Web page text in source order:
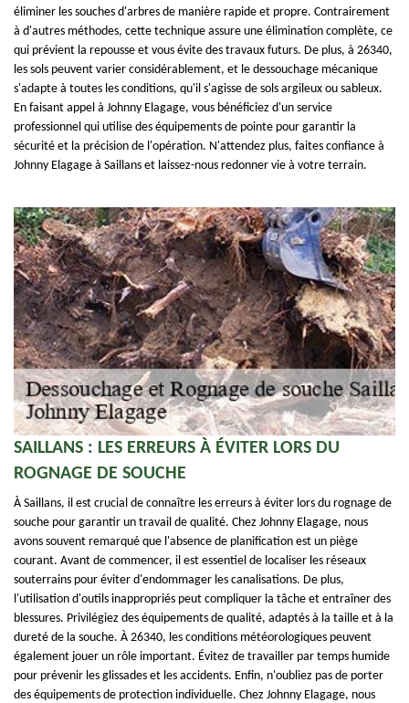
éliminer les souches d'arbres de manière rapide et propre. Contrairement
à d'autres méthodes, cette technique assure une élimination complète, ce
qui prévient la repousse et vous évite des travaux futurs. De plus, à 26340,
les sols peuvent varier considérablement, et le dessouchage mécanique
s'adapte à toutes les conditions, qu'il s'agisse de sols argileux ou sableux.
En faisant appel à Johnny Elagage, vous bénéficiez d'un service
professionnel qui utilise des équipements de pointe pour garantir la
sécurité et la précision de l'opération. N'attendez plus, faites confiance à
Johnny Elagage à Saillans et laissez-nous redonner vie à votre terrain.
SAILLANS : LES ERREURS À ÉVITER LORS DU
ROGNAGE DE SOUCHE
À Saillans, il est crucial de connaître les erreurs à éviter lors du rognage de
souche pour garantir un travail de qualité. Chez Johnny Elagage, nous
avons souvent remarqué que l'absence de planification est un piège
courant. Avant de commencer, il est essentiel de localiser les réseaux
souterrains pour éviter d'endommager les canalisations. De plus,
l'utilisation d'outils inappropriés peut compliquer la tâche et entraîner des
blessures. Privilégiez des équipements de qualité, adaptés à la taille et à la
dureté de la souche. À 26340, les conditions météorologiques peuvent
également jouer un rôle important. Évitez de travailler par temps humide
pour prévenir les glissades et les accidents. Enfin, n'oubliez pas de porter
des équipements de protection individuelle. Chez Johnny Elagage, nous